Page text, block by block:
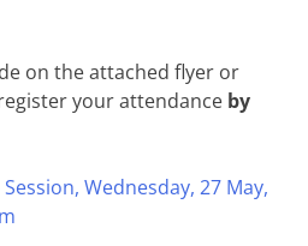
on the attached flyer or
your attendance by
Wednesday, 27 May,